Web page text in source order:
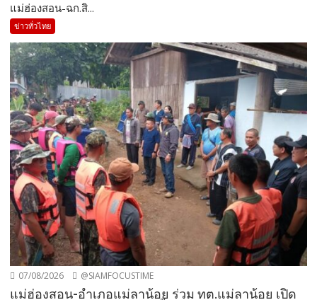
แม่ฮ่องสอน-ฉก.สิ...
ข่าวทั่วไทย
07/08/2026 @SIAMFOCUSTIME
แม่ฮ่องสอน-อำเภอแม่ลาน้อย ร่วม ทต.แม่ลาน้อย เปิด